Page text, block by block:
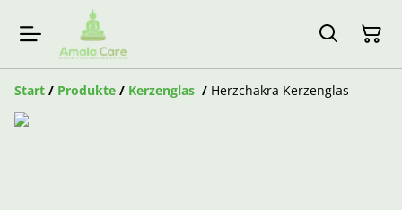
Start / Produkte / Kerzenglas / Herzchakra Kerzenglas